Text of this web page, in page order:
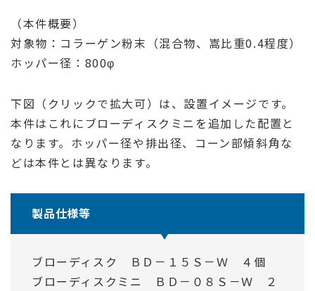
（本件概要）
対象物：コラーゲン粉末（混合物、嵩比重0.4程度）
ホッパー径：800φ
下図（クリックで拡大可）は、設置イメージです。
本件はこれにブローディスクミニを追加した配置と
なります。ホッパー径や排出径、コーン部傾斜角な
どは本件とは異なります。
製品仕様等
ブローディスク ＢＤ－１５Ｓ－Ｗ ４個
ブローディスクミニ ＢＤ－０８Ｓ－Ｗ ２